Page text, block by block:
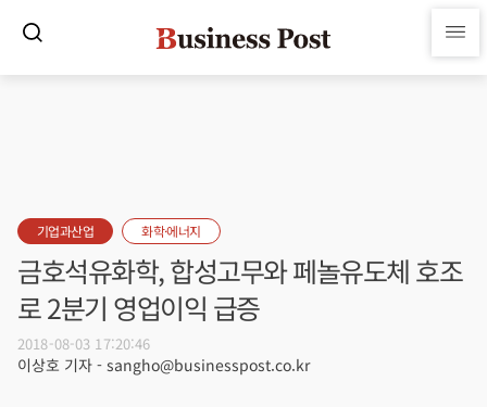
기업과산업 화학·에너지
금호석유화학, 합성고무와 페놀유도체 호조
로 2분기 영업이익 급증
2018-08-03 17:20:46
이상호 기자 - sangho@businesspost.co.kr